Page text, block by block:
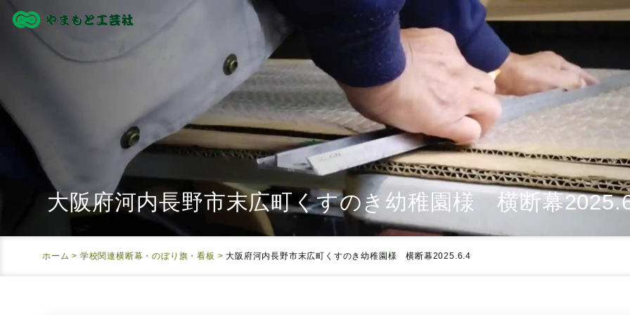
大阪府河内長野市末広町くすのき幼稚園様 横断幕
ホーム > 学校関連横断幕・のぼり旗・看板 >大阪府河内長野市末広町 くすのき幼稚園様 横断幕2025.6.4